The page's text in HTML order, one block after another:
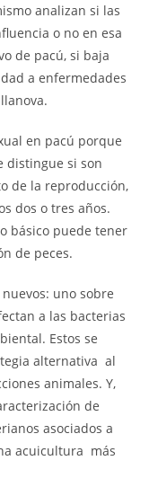
analizan si las
o no en esa
de pacú, si baja
a enfermedades
en pacú porque
distingue si son
de la reproducción,
dos o tres años.
básico puede tener
de peces.
uno sobre
a las bacterias
Estos se
alternativa al
animales. Y,
de
asociados a
acuicultura más